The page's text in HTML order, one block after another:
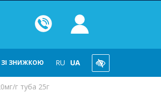
ЗІ ЗНИЖКОЮ RU UA
г туба 25г